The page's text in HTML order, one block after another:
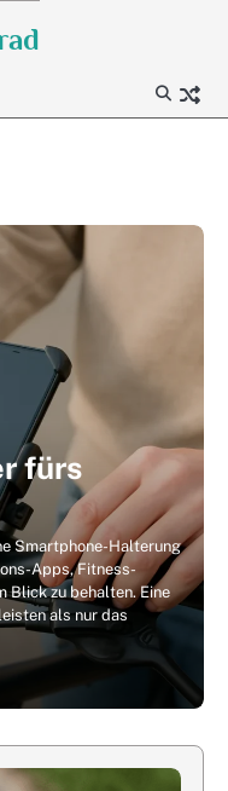
fürs
Smartphone-Halterung
Apps, Fitness-
Blick zu behalten. Eine
als nur das